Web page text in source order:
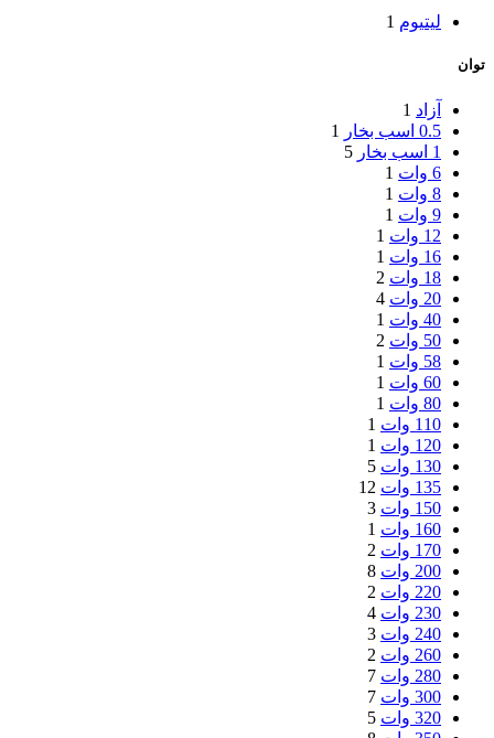
لیتیوم 1
توان
آزاد 1
0.5 اسب بخار
1
1 اسب بخار
5
6 وات
1
8 وات
1
9 وات
1
12 وات
1
16 وات
1
18 وات
2
20 وات
4
40 وات
1
50 وات
2
58 وات
1
60 وات
1
80 وات
1
110 وات
1
120 وات
1
130 وات
5
135 وات
12
150 وات
3
160 وات
1
170 وات
2
200 وات
8
220 وات
2
230 وات
4
240 وات
3
260 وات
2
280 وات
7
300 وات
7
320 وات
5